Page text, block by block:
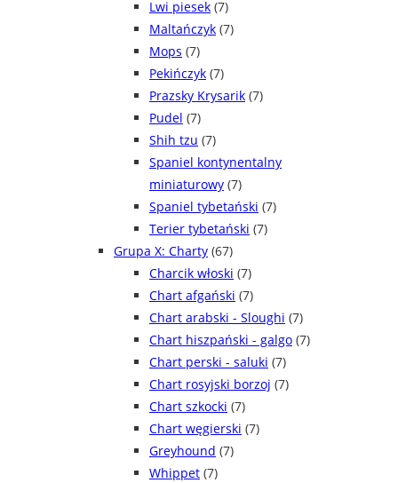
Lwi piesek (7)
Maltańczyk (7)
Mops (7)
Pekińczyk (7)
Prazsky Krysarik (7)
Pudel (7)
Shih tzu (7)
Spaniel kontynentalny
miniaturowy (7)
Spaniel tybetański (7)
Terier tybetański (7)
Grupa X: Charty (67)
Charcik włoski (7)
Chart afgański (7)
Chart arabski - Sloughi (7)
Chart hiszpański - galgo (7)
Chart perski - saluki (7)
Chart rosyjski borzoj (7)
Chart szkocki (7)
Chart węgierski (7)
Greyhound (7)
Whippet (7)